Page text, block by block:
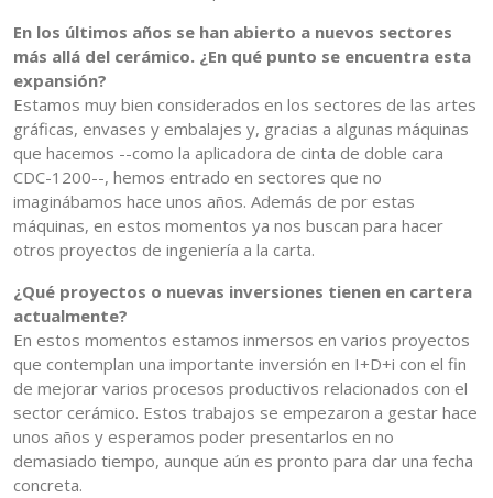
En los últimos años se han abierto a nuevos sectores
más allá del cerámico. ¿En qué punto se encuentra esta
expansión?
Estamos muy bien considerados en los sectores de las artes
gráficas, envases y embalajes y, gracias a algunas máquinas
que hacemos --como la aplicadora de cinta de doble cara
CDC-1200--, hemos entrado en sectores que no
imaginábamos hace unos años. Además de por estas
máquinas, en estos momentos ya nos buscan para hacer
otros proyectos de ingeniería a la carta.
¿Qué proyectos o nuevas inversiones tienen en cartera
actualmente?
En estos momentos estamos inmersos en varios proyectos
que contemplan una importante inversión en I+D+i con el fin
de mejorar varios procesos productivos relacionados con el
sector cerámico. Estos trabajos se empezaron a gestar hace
unos años y esperamos poder presentarlos en no
demasiado tiempo, aunque aún es pronto para dar una fecha
concreta.